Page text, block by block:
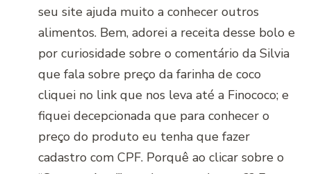
seu site ajuda muito a conhecer outros
alimentos. Bem, adorei a receita desse bolo e
por curiosidade sobre o comentário da Silvia
que fala sobre preço da farinha de coco
cliquei no link que nos leva até a Finococo; e
fiquei decepcionada que para conhecer o
preço do produto eu tenha que fazer
cadastro com CPF. Porquê ao clicar sobre o